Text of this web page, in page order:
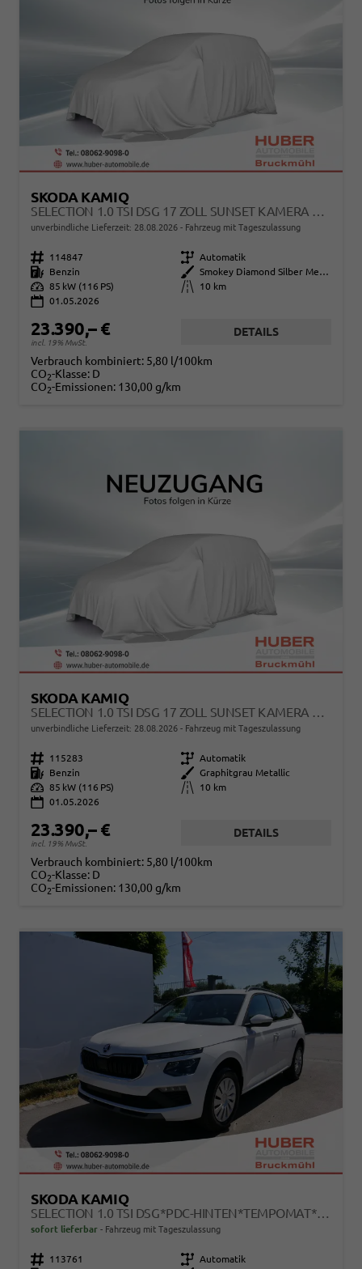
SKODA KAMIQ
SELECTION 1.0 TSI DSG 17 ZOLL SUNSET KAMERA PDC V+H
unverbindliche Lieferzeit: 28.08.2026 Fahrzeug mit Tageszulassung
Fahrzeugnr. 114847 Getriebe Automatik
Kraftstoff
Benzin Außenfarbe
Smokey Diamond Silber Metallic
Leistung 85 kW (116 PS) Kilometerstand
10 km
01.05.2026
23.390,– €
incl. 19% MwSt.
DETAILS
Verbrauch kombiniert: 5,80 l/100km
CO2-Klasse: D
CO2-Emissionen: 130,00 g/km
SKODA KAMIQ
SELECTION 1.0 TSI DSG 17 ZOLL SUNSET KAMERA PDC V+H
unverbindliche Lieferzeit: 28.08.2026 Fahrzeug mit Tageszulassung
Fahrzeugnr. 115283 Getriebe Automatik
Kraftstoff
Benzin Außenfarbe
Graphitgrau Metallic
Leistung 85 kW (116 PS) Kilometerstand
10 km
01.05.2026
23.390,– €
incl. 19% MwSt.
DETAILS
Verbrauch kombiniert: 5,80 l/100km
CO2-Klasse: D
CO2-Emissionen: 130,00 g/km
SKODA KAMIQ
SELECTION 1.0 TSI DSG*PDC-HINTEN*TEMPOMAT*SMARTLINK*SHZ*LED*KLIMAAUTOMATIK*
sofort lieferbar Fahrzeug mit Tageszulassung
Fahrzeugnr. 113761 Getriebe Automatik